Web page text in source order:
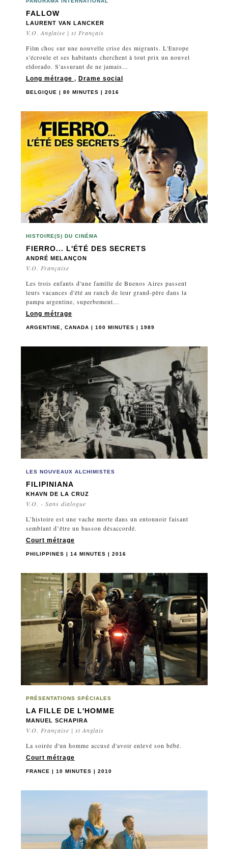
FALLOW
LAURENT VAN LANCKER
V.O. Anglaise | st Français
Film choc sur une nouvelle crise des migrants. L'Europe
s'écroule et ses habitants cherchent à tout prix un nouvel
eldorado. S'assurant de ne jamais...
Long métrage , Drame social
BELGIQUE | 80 MINUTES | 2016
HISTOIRE(S) DU CINÉMA
FIERRO... L'ÉTÉ DES SECRETS
ANDRÉ MELANÇON
V.O. Française
Les trois enfants d'une famille de Buenos Aires passent
leurs vacances d'été au ranch de leur grand-père dans la
pampa argentine, superbement...
Long métrage
ARGENTINE, CANADA | 100 MINUTES | 1989
LES NOUVEAUX ALCHIMISTES
FILIPINIANA
KHAVN DE LA CRUZ
V.O. - Sans dialogue
L’histoire est une vache morte dans un entonnoir faisant
semblant d’être un basson désaccordé.
Court métrage
PHILIPPINES | 14 MINUTES | 2016
PRÉSENTATIONS SPÉCIALES
LA FILLE DE L'HOMME
MANUEL SCHAPIRA
V.O. Française | st Anglais
La soirée d'un homme accusé d'avoir enlevé son bébé.
Court métrage
FRANCE | 10 MINUTES | 2010